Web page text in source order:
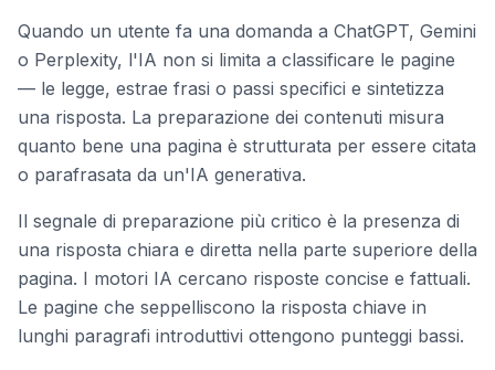
Quando un utente fa una domanda a ChatGPT, Gemini
o Perplexity, l'IA non si limita a classificare le pagine
— le legge, estrae frasi o passi specifici e sintetizza
una risposta. La preparazione dei contenuti misura
quanto bene una pagina è strutturata per essere citata
o parafrasata da un'IA generativa.
Il segnale di preparazione più critico è la presenza di
una risposta chiara e diretta nella parte superiore della
pagina. I motori IA cercano risposte concise e fattuali.
Le pagine che seppelliscono la risposta chiave in
lunghi paragrafi introduttivi ottengono punteggi bassi.